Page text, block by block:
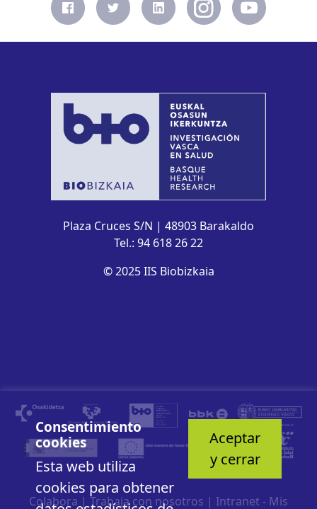
Plaza Cruces S/N | 48903 Barakaldo
Tel.: 94 618 26 22
© 2025 IIS Biobizkaia
Consentimiento
cookies
Esta web utiliza
cookies para obtener
Aceptar
y cerrar
Colabora | Trabaja con nosotros | Intranet - Mis